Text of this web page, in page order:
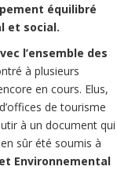
équilibré
et social.
l’ensemble des
à plusieurs
en cours. Elus,
de tourisme
à un document qui
sûr été soumis à
et Environnemental